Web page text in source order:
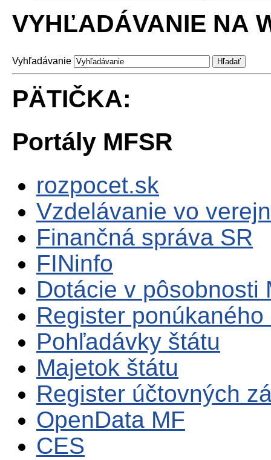
VYHĽADÁVANIE NA
Vyhľadávanie
PÄTIČKA:
Portály MFSR
rozpocet.sk
Vzdelávanie vo
Finančná správa SR
FINinfo
Dotácie v pôsobnosti
Register
Pohľadávky štátu
Majetok štátu
Register účtovných
OpenData MF
CES